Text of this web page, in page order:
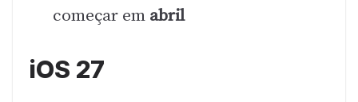
começar em abril
iOS 27